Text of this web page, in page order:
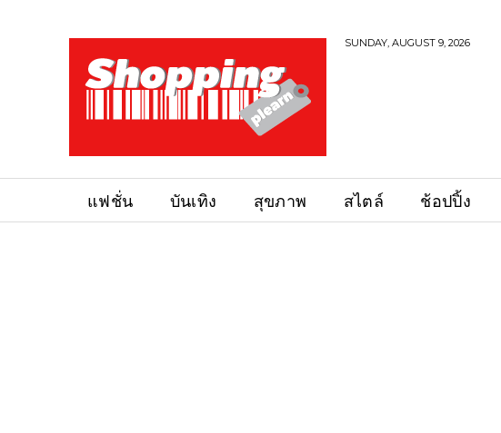
SUNDAY, AUGUST 9, 2026
แฟชั่น บันเทิง สุขภาพ สไตล์ ช้อปปิ้ง